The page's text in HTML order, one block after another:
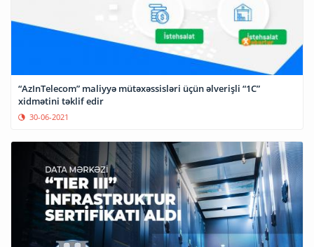
“AzInTelecom” maliyyə mütəxəssisləri üçün əlverişli “1C”
xidmətini təklif edir
30-06-2021